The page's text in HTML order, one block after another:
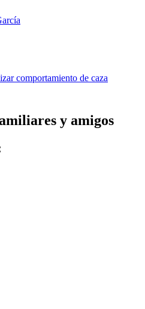
comportamiento de caza
y amigos